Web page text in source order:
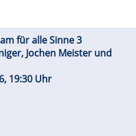
für alle Sinne 3
Jochen Meister und
19:30 Uhr